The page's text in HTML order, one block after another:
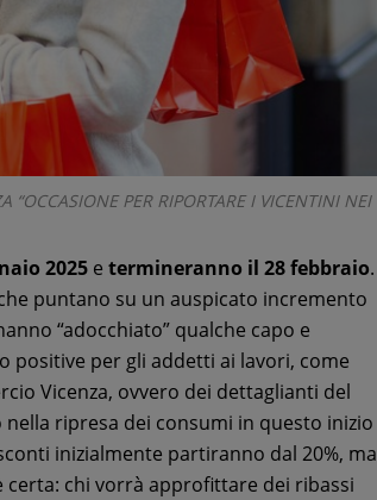
PER RIPORTARE I VICENTINI NEI
2025 e termineranno il 28 febbraio.
puntano su un auspicato incremento
“adocchiato” qualche capo e
positive per gli addetti ai lavori, come
Vicenza, ovvero dei dettaglianti del
ripresa dei consumi in questo inizio
inizialmente partiranno dal 20%, ma
certa: chi vorrà approfittare dei ribassi